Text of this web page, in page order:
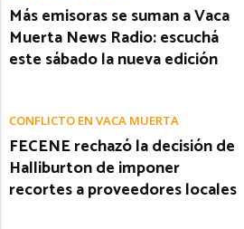
Más emisoras se suman a Vaca
Muerta News Radio: escuchá
este sábado la nueva edición
CONFLICTO EN VACA MUERTA
FECENE rechazó la decisión de
Halliburton de imponer
recortes a proveedores locales